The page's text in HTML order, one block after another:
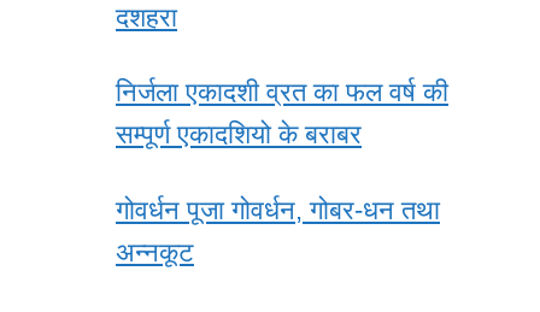
दशहरा
निर्जला एकादशी व्रत का फल वर्ष की
सम्पूर्ण एकादशियो के बराबर
गोवर्धन पूजा गोवर्धन, गोबर-धन तथा
अन्नकूट